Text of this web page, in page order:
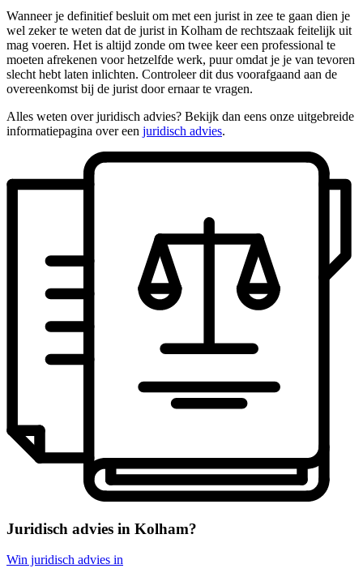
Wanneer je definitief besluit om met een jurist in zee te gaan dien je
wel zeker te weten dat de jurist in Kolham de rechtszaak feitelijk uit
mag voeren. Het is altijd zonde om twee keer een professional te
moeten afrekenen voor hetzelfde werk, puur omdat je je van tevoren
slecht hebt laten inlichten. Controleer dit dus voorafgaand aan de
overeenkomst bij de jurist door ernaar te vragen.
Alles weten over juridisch advies? Bekijk dan eens onze uitgebreide
informatiepagina over een juridisch advies.
Juridisch advies in Kolham?
Win juridisch advies in